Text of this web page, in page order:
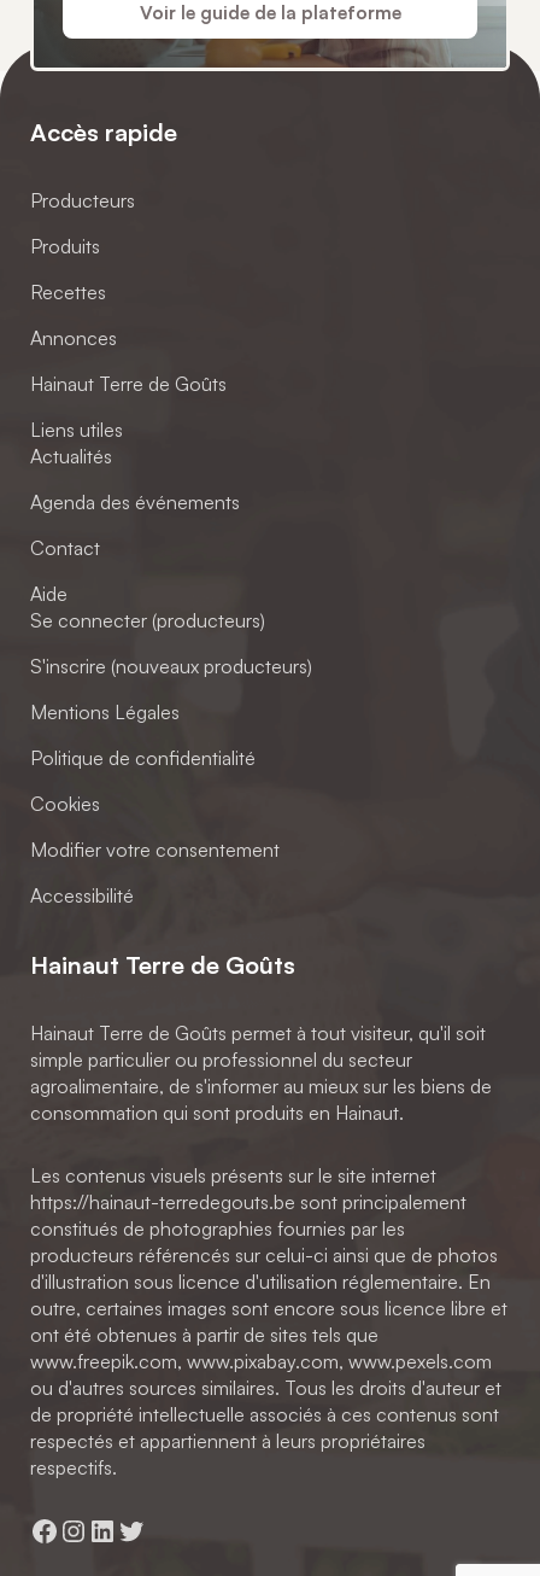
Voir le guide de la plateforme
Accès rapide
Producteurs
Produits
Recettes
Annonces
Hainaut Terre de Goûts
Liens utiles
Actualités
Agenda des événements
Contact
Aide
Se connecter (producteurs)
S'inscrire (nouveaux producteurs)
Mentions Légales
Politique de confidentialité
Cookies
Modifier votre consentement
Accessibilité
Hainaut Terre de Goûts
Hainaut Terre de Goûts permet à tout visiteur, qu'il soit
simple particulier ou professionnel du secteur
agroalimentaire, de s'informer au mieux sur les biens de
consommation qui sont produits en Hainaut.
Les contenus visuels présents sur le site internet
https://hainaut-terredegouts.be sont principalement
constitués de photographies fournies par les
producteurs référencés sur celui-ci ainsi que de photos
d'illustration sous licence d'utilisation réglementaire. En
outre, certaines images sont encore sous licence libre et
ont été obtenues à partir de sites tels que
www.freepik.com, www.pixabay.com, www.pexels.com
ou d'autres sources similaires. Tous les droits d'auteur et
de propriété intellectuelle associés à ces contenus sont
respectés et appartiennent à leurs propriétaires
respectifs.
Facebook
Instagram
LinkedIn
Twitter